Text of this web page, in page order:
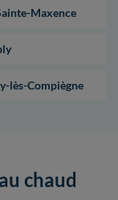
Maxence
lès-Compiègne
chaud